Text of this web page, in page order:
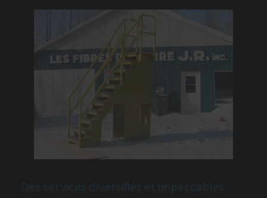
Des services diversifiés et impeccables